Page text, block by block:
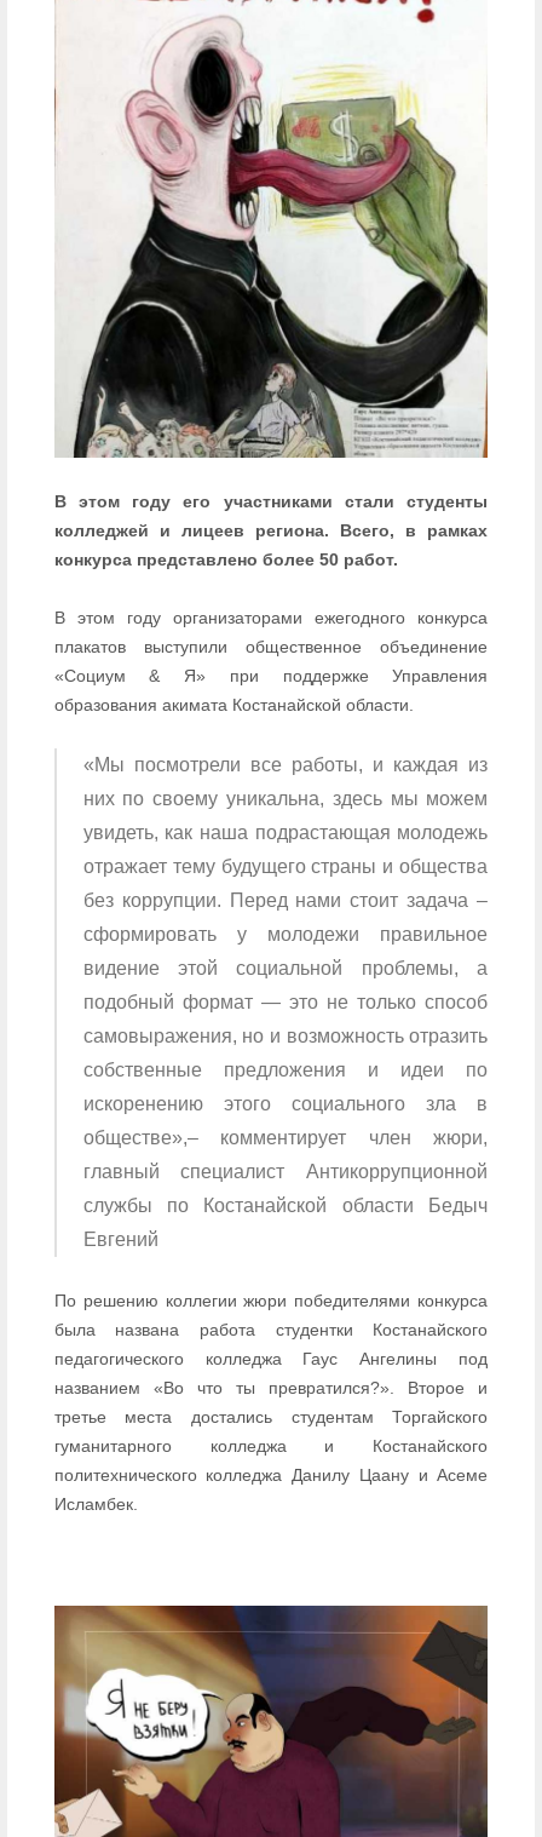
В этом году его участниками стали студенты
колледжей и лицеев региона. Всего, в рамках
конкурса представлено более 50 работ.
В этом году организаторами ежегодного конкурса
плакатов выступили общественное объединение
«Социум & Я» при поддержке Управления
образования акимата Костанайской области.
«Мы посмотрели все работы, и каждая из
них по своему уникальна, здесь мы можем
увидеть, как наша подрастающая молодежь
отражает тему будущего страны и общества
без коррупции. Перед нами стоит задача –
сформировать у молодежи правильное
видение этой социальной проблемы, а
подобный формат — это не только способ
самовыражения, но и возможность отразить
собственные предложения и идеи по
искоренению этого социального зла в
обществе»,– комментирует член жюри,
главный специалист Антикоррупционной
службы по Костанайской области Бедыч
Евгений
По решению коллегии жюри победителями конкурса
была названа работа студентки Костанайского
педагогического колледжа Гаус Ангелины под
названием «Во что ты превратился?». Второе и
третье места достались студентам Торгайского
гуманитарного колледжа и Костанайского
политехнического колледжа Данилу Цаану и Асеме
Исламбек.